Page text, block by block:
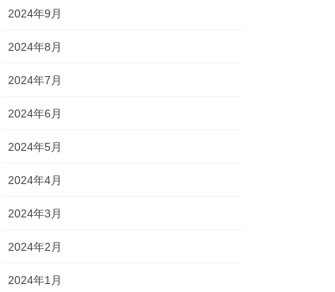
2024年9月
2024年8月
2024年7月
2024年6月
2024年5月
2024年4月
2024年3月
2024年2月
2024年1月